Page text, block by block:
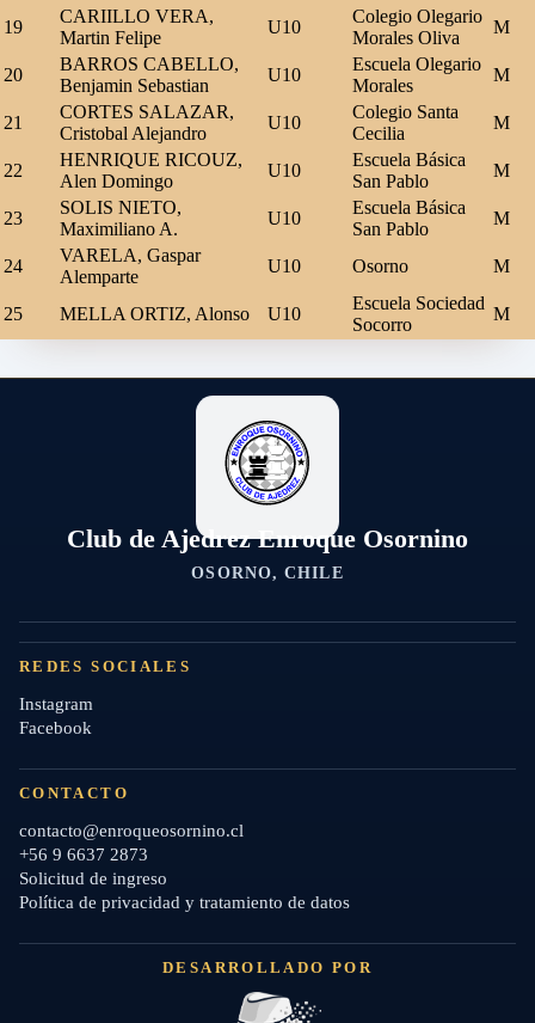
19
CARIILLO VERA,
Martin Felipe
U10
Colegio Olegario
Morales Oliva
M
20
BARROS CABELLO,
Benjamin Sebastian
U10
Escuela Olegario
Morales
M
21
CORTES SALAZAR,
Cristobal Alejandro
U10
Colegio Santa
Cecilia
M
22
HENRIQUE RICOUZ,
Alen Domingo
U10
Escuela Básica
San Pablo
M
23
SOLIS NIETO,
Maximiliano A.
U10
Escuela Básica
San Pablo
M
24
VARELA, Gaspar
Alemparte
U10 Osorno M
25 MELLA ORTIZ, Alonso U10
Escuela Sociedad
Socorro
M
Club de Ajedrez Enroque Osornino
OSORNO, CHILE
REDES SOCIALES
Instagram
Facebook
CONTACTO
contacto@enroqueosornino.cl
+56 9 6637 2873
Solicitud de ingreso
Política de privacidad y tratamiento de datos
DESARROLLADO POR